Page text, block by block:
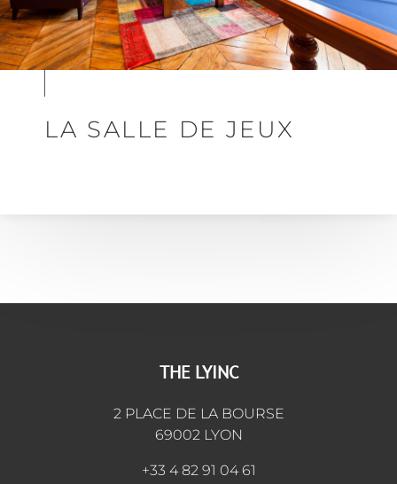
LA SALLE DE JEUX
THE LYINC
2 PLACE DE LA BOURSE
69002 LYON
+33 4 82 91 04 61